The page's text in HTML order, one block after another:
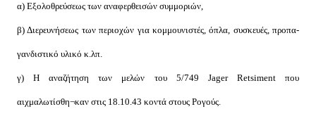
α) Εξολοθρεύσεως των αναφερθεισών συμμοριών,
β) Διερευνήσεως των περιοχών για κομμουνιστές, όπλα, συσκευές, προπα-
γανδιστικό υλικό κ.λπ.
γ) Η αναζήτηση των μελών του 5/749 Jager Retsiment που
αιχμαλωτίσθη¬καν στις 18.10.43 κοντά στους Ρογούς.